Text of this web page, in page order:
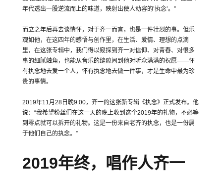
年代透出一股逆流而上的味道，映射出使人动容的’执念’。”
而⽴之年后再去谈情怀，对于齐一而言，也是一件壮烈的事。但乐
观如他，在这四年的感悟与创作里，在生活、爱情、理想的点滴
里，在这张专辑中，我们得以窥探到齐一对信仰、对青春、对很多
事的细腻触角，也能从音乐的缝隙间到他对听众满满的祝愿——怀
有执念地去爱一个人，怀有执念地去做一件事，才是生命中最为珍
贵的事情。
2019年11月28日晚9:00，齐一的这张新专辑《执念》正式发布。他
说：“我希望粉丝们在这一天的晚上收到这个2019年的礼物，不必等
到零点就可以拆开的礼物。这是一份来自老齐的执念，也是一份属
于他们自己的执念。”
2019年终，唱作人齐一